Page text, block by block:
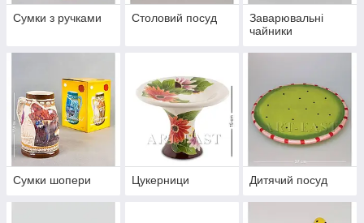
Сумки з ручками Столовий посуд
Заварювальні
чайники
Сумки шопери Цукерници Дитячий посуд